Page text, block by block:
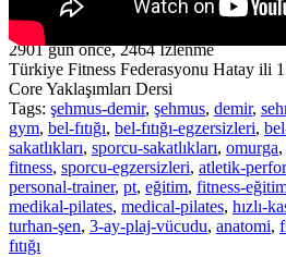
videoManiac
2901 gün önce
2901 gün önce,2464İzlenme
Türkiye Fitness Federasyonu Hatay ili
Core Yaklaşımları Dersi
Tags: şehmus-demir, şehmus, demir,
gym, bel-fıtığı, bel-fıtığı-egzersizleri,
sakatlıkları, sporcu-sakatlıkları, omurga,
fitness, sporcu-egzersizleri, atletik-
personal-trainer, pt, eğitim, fitness-
medikal-pilates, medical-pilates, hızlı-
turhan-şen, 3-ay-plaj-vücudu, anatomi,
fıtığı